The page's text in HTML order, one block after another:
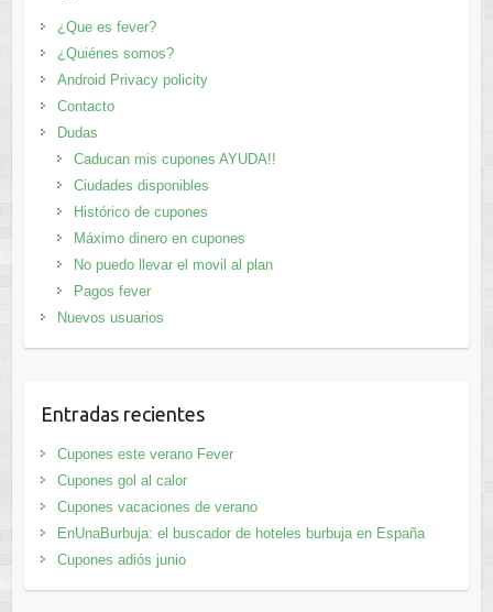
¿Que es fever?
¿Quiénes somos?
Android Privacy policity
Contacto
Dudas
Caducan mis cupones AYUDA!!
Ciudades disponibles
Histórico de cupones
Máximo dinero en cupones
No puedo llevar el movil al plan
Pagos fever
Nuevos usuarios
Entradas recientes
Cupones este verano Fever
Cupones gol al calor
Cupones vacaciones de verano
EnUnaBurbuja: el buscador de hoteles burbuja en España
Cupones adiós junio